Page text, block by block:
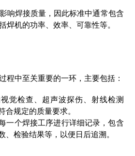
响焊接质量，因此标准中通常包含
焊机的功率、效率、可靠性等。
程中至关重要的一环，主要包括：
觉检查、超声波探伤、射线检测
合规定的质量要求。
一个焊接工序进行详细记录，包含
、检验结果等，以便日后追溯。